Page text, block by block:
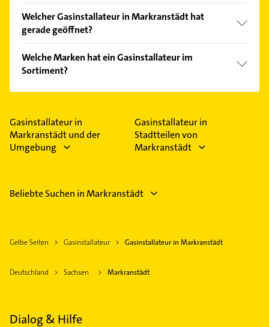
Kundenmeinungen und profitieren Sie von den
Empfehlungen. Die Suchergebnisse können Sie sich
Welcher Gasinstallateur in Markranstädt hat
gerade geöffnet?
Bitte beachten Sie, dass diese an Sonn- und
Feiertagen abweichen können.
Welche Marken hat ein Gasinstallateur im
Sortiment?
Der Gasinstallateur verkauft Marken wie Vaillant.
Gasinstallateur in
Markranstädt und der
Umgebung
Gasinstallateur in
Stadtteilen von
Markranstädt
Beliebte Suchen in Markranstädt
Gelbe Seiten Gasinstallateur Gasinstallateur in Markranstädt
Deutschland Sachsen Markranstädt
Dialog & Hilfe